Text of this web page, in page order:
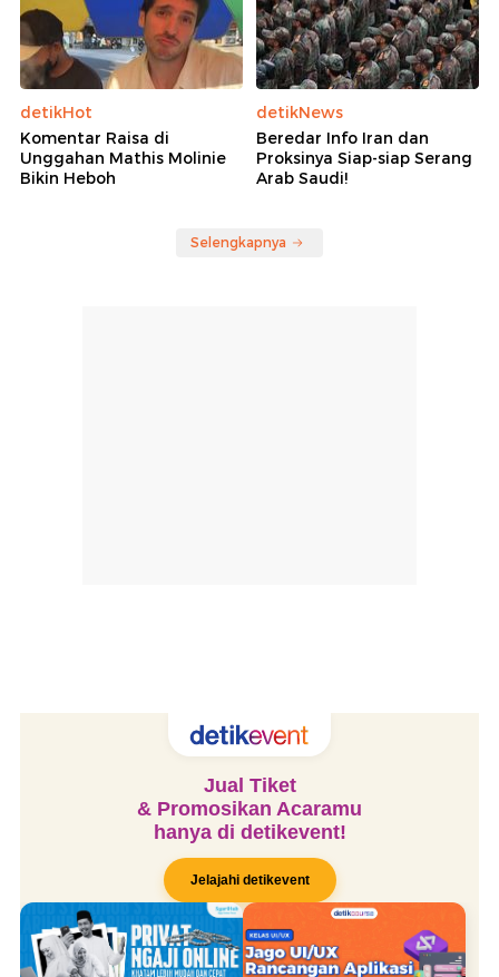
detikHot
Komentar Raisa di
Unggahan Mathis Molinie
Bikin Heboh
detikNews
Beredar Info Iran dan
Proksinya Siap-siap Serang
Arab Saudi!
Selengkapnya